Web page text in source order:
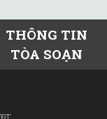
THÔNG TIN
TÒA SOẠN